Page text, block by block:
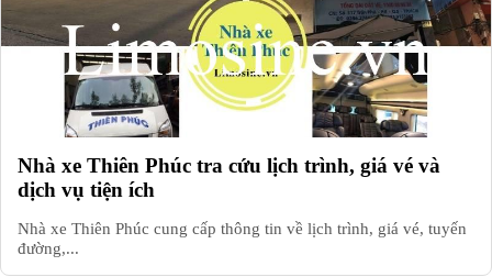
Nhà xe Thiên Phúc tra cứu lịch trình, giá vé và
dịch vụ tiện ích
Nhà xe Thiên Phúc cung cấp thông tin về lịch trình, giá vé, tuyến
đường,...